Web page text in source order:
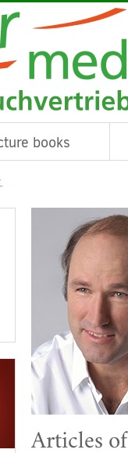
books
Articles